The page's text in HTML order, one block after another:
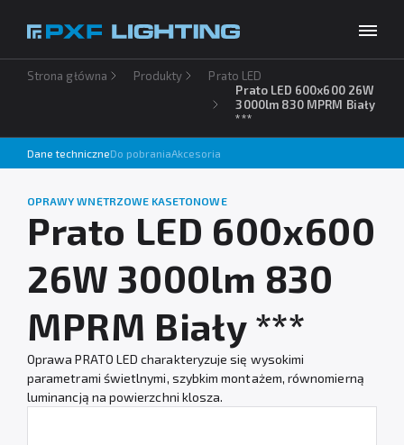
Produkty
Usługi
Baza wiedzy
O firmie
Do pobrania
Kontakt
Wybierz swój język PL
Strona główna Produkty
Prato LED
Prato LED 600x600 26W
3000lm 830 MPRM Biały
***
Dane techniczneDo pobraniaAkcesoria
OPRAWY WNĘTRZOWE KASETONOWE
Prato LED 600x600
26W 3000lm 830
MPRM Biały ***
Oprawa PRATO LED charakteryzuje się wysokimi
parametrami świetlnymi, szybkim montażem, równomierną
luminancją na powierzchni klosza.